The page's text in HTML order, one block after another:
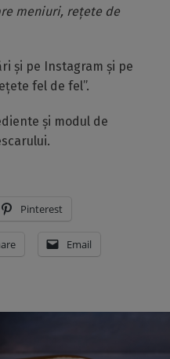
meniuri, rețete de
și pe Instagram și pe
fel de fel”.
și modul de
Pinterest
Email